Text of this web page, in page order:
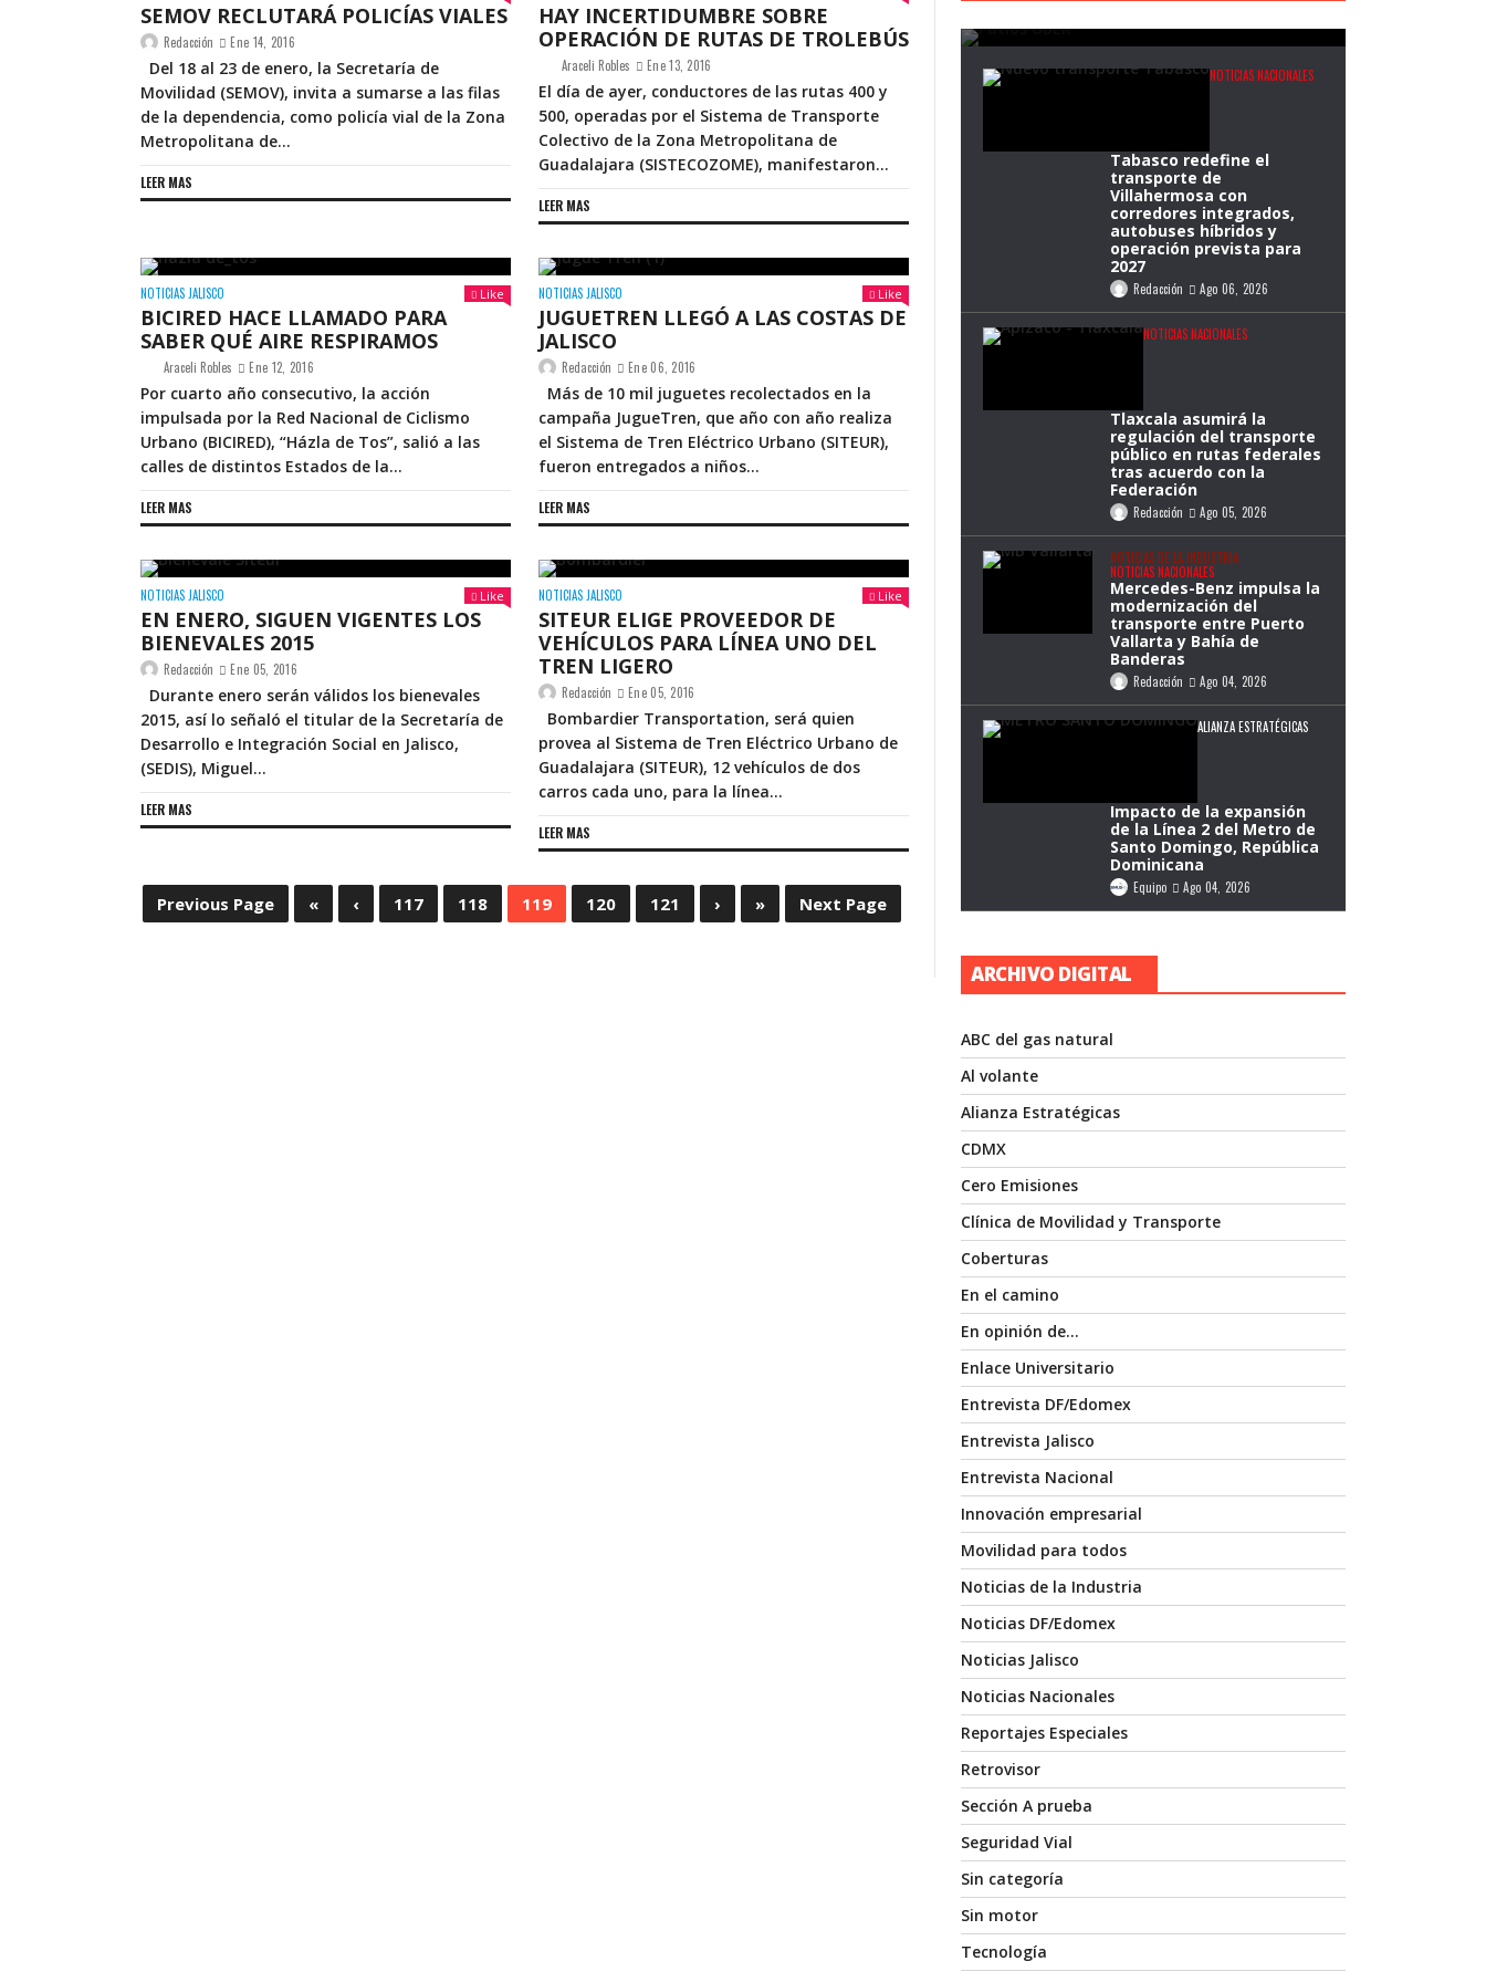
SEMOV RECLUTARÁ POLICÍAS VIALES
Redacción Ene 14, 2016
Del 18 al 23 de enero, la Secretaría de
Movilidad (SEMOV), invita a sumarse a las filas
de la dependencia, como policía vial de la Zona
Metropolitana de...
LEER MAS
HAY INCERTIDUMBRE SOBRE
OPERACIÓN DE RUTAS DE TROLEBÚS
Araceli Robles Ene 13, 2016
El día de ayer, conductores de las rutas 400 y
500, operadas por el Sistema de Transporte
Colectivo de la Zona Metropolitana de
Guadalajara (SISTECOZOME), manifestaron...
LEER MAS
NOTICIAS JALISCO Like
BICIRED HACE LLAMADO PARA
SABER QUÉ AIRE RESPIRAMOS
Araceli Robles Ene 12, 2016
Por cuarto año consecutivo, la acción
impulsada por la Red Nacional de Ciclismo
Urbano (BICIRED), “Házla de Tos”, salió a las
calles de distintos Estados de la...
LEER MAS
NOTICIAS JALISCO Like
JUGUETREN LLEGÓ A LAS COSTAS DE
JALISCO
Redacción Ene 06, 2016
Más de 10 mil juguetes recolectados en la
campaña JugueTren, que año con año realiza
el Sistema de Tren Eléctrico Urbano (SITEUR),
fueron entregados a niños...
LEER MAS
NOTICIAS JALISCO Like
EN ENERO, SIGUEN VIGENTES LOS
BIENEVALES 2015
Redacción Ene 05, 2016
Durante enero serán válidos los bienevales
2015, así lo señaló el titular de la Secretaría de
Desarrollo e Integración Social en Jalisco,
(SEDIS), Miguel...
LEER MAS
NOTICIAS JALISCO Like
SITEUR ELIGE PROVEEDOR DE
VEHÍCULOS PARA LÍNEA UNO DEL
TREN LIGERO
Redacción Ene 05, 2016
Bombardier Transportation, será quien
provea al Sistema de Tren Eléctrico Urbano de
Guadalajara (SITEUR), 12 vehículos de dos
carros cada uno, para la línea...
LEER MAS
Previous Page « ‹ 117 118 119 120 121 › » Next Page
NOTICIAS NACIONALES
Tabasco redefine el
transporte de
Villahermosa con
corredores integrados,
autobuses híbridos y
operación prevista para
2027
Redacción Ago 06, 2026
NOTICIAS NACIONALES
Tlaxcala asumirá la
regulación del transporte
público en rutas federales
tras acuerdo con la
Federación
Redacción Ago 05, 2026
NOTICIAS DE LA INDUSTRIA
NOTICIAS NACIONALES
Mercedes-Benz impulsa la
modernización del
transporte entre Puerto
Vallarta y Bahía de
Banderas
Redacción Ago 04, 2026
ALIANZA ESTRATÉGICAS
Impacto de la expansión
de la Línea 2 del Metro de
Santo Domingo, República
Dominicana
Equipo Ago 04, 2026
ARCHIVO DIGITAL
ABC del gas natural
Al volante
Alianza Estratégicas
CDMX
Cero Emisiones
Clínica de Movilidad y Transporte
Coberturas
En el camino
En opinión de…
Enlace Universitario
Entrevista DF/Edomex
Entrevista Jalisco
Entrevista Nacional
Innovación empresarial
Movilidad para todos
Noticias de la Industria
Noticias DF/Edomex
Noticias Jalisco
Noticias Nacionales
Reportajes Especiales
Retrovisor
Sección A prueba
Seguridad Vial
Sin categoría
Sin motor
Tecnología